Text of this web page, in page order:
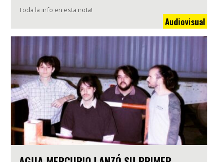
Toda la info en esta nota!
Audiovisual